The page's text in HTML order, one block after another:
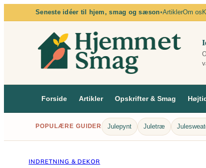
til
Seneste idéer til hjem, smag og sæson•ArtiklerOm os
Forside Artikler Opskrifter & Smag
POPULÆRE GUIDER Julepynt Juletræ
INDRETNING & DEKOR